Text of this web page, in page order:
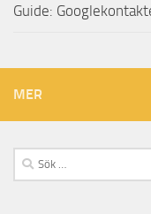
Guide:
MER
Sök
efter: